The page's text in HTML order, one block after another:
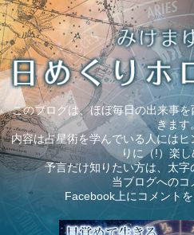
このブログは、ほぼ毎日の出来事
きます
内容は占星術を学んでいる人には
りに（!）楽し
予言だけ知りたい方は、太
当ブログへのコ
Facebook上にコメントを